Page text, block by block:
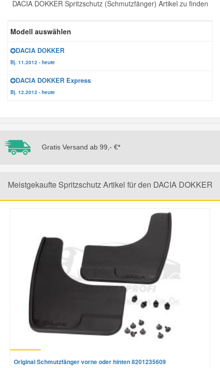
DACIA DOKKER Spritzschutz (Schmutzfänger) Artikel zu finden
Modell auswählen
DACIA DOKKER
Bj. 11.2012 - heute
DACIA DOKKER Express
Bj. 12.2012 - heute
Gratis Versand ab 99,- €*
Meistgekaufte Spritzschutz Artikel für den DACIA DOKKER
Original Schmutzfänger vorne oder hinten 8201235609
Zündanlage und Glühanlage
Jeep Ersatzteile
Kia Ersatzteile
Mazda Ersatzteile
Mercedes Ersatzteile
Mini Ersatzteile
Mitsubishi Ersatzteile
Nissan Ersatzteile